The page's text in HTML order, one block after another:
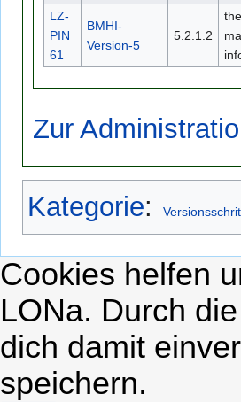
LZ-
PIN
61
BMHI-
Version-5
5.2.1.2
Zur
Kategorie:
Cookies helfen
LONa. Durch
dich damit
speichern.